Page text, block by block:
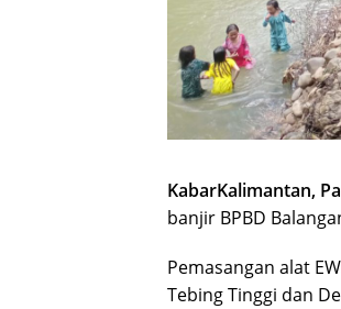
KabarKalimantan,
banjir BPBD
Pemasangan alat
Tebing Tinggi dan